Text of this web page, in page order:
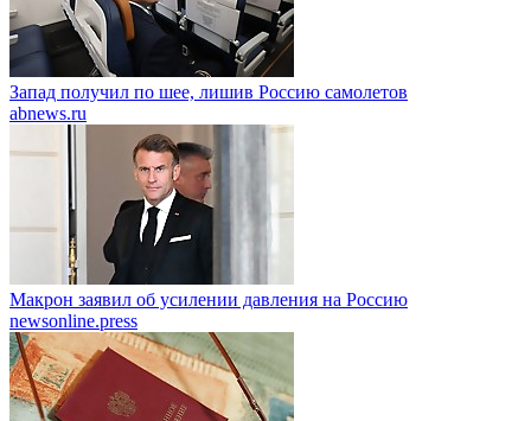
Запад получил по шее, лишив Россию самолетов
abnews.ru
Макрон заявил об усилении давления на Россию
newsonline.press